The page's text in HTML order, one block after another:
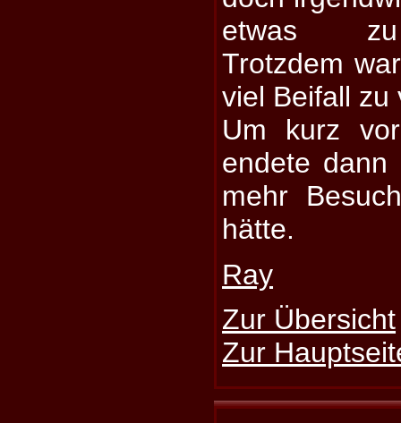
etwas zu
Trotzdem
viel Beifall zu
Um kurz
endete
mehr
hätte.
Ray
Zur Übersicht
Zur